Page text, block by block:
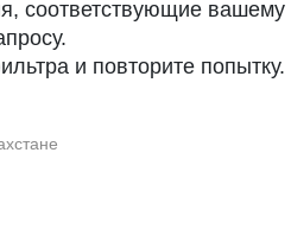
соответствующие вашему
и повторите попытку.